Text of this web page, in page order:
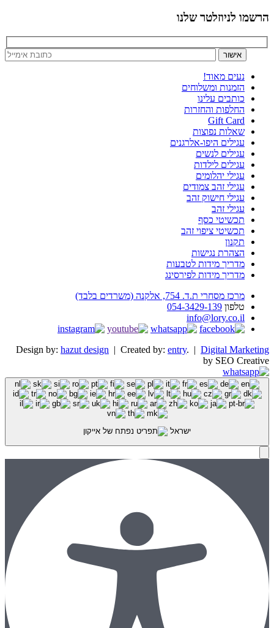
הרשמו לניוזלטר שלנו
נעים מאוד!
הזמנות ומשלוחים
כותבים עלינו
החלפות והחזרות
Gift Card
שאלות נפוצות
עגילים היפו-אלרגנים
עגילים לנשים
עגילים לילדות
עגילי יהלומים
עגילי זהב צמודים
עגילי חישוק זהב
עגילי זהב
תכשיטי כסף
תכשיטי ציפוי זהב
תקנון
הצהרת נגישות
מדריך מידות לטבעות
מדריך מידות לפירסינג
מרכז מסחרי ת.ד. 754, אלקנה (משרדים בלבד)
טלפון 054-3429-139
info@lory.co.il
Design by: hazut design | Created by: entry. | Digital Marketing
by SEO Creative
ישראל